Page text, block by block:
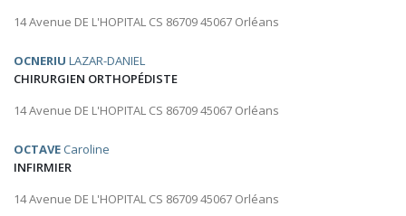
14 Avenue DE L'HOPITAL CS 86709 45067 Orléans
OCNERIU LAZAR-DANIEL
CHIRURGIEN ORTHOPÉDISTE
14 Avenue DE L'HOPITAL CS 86709 45067 Orléans
OCTAVE Caroline
INFIRMIER
14 Avenue DE L'HOPITAL CS 86709 45067 Orléans